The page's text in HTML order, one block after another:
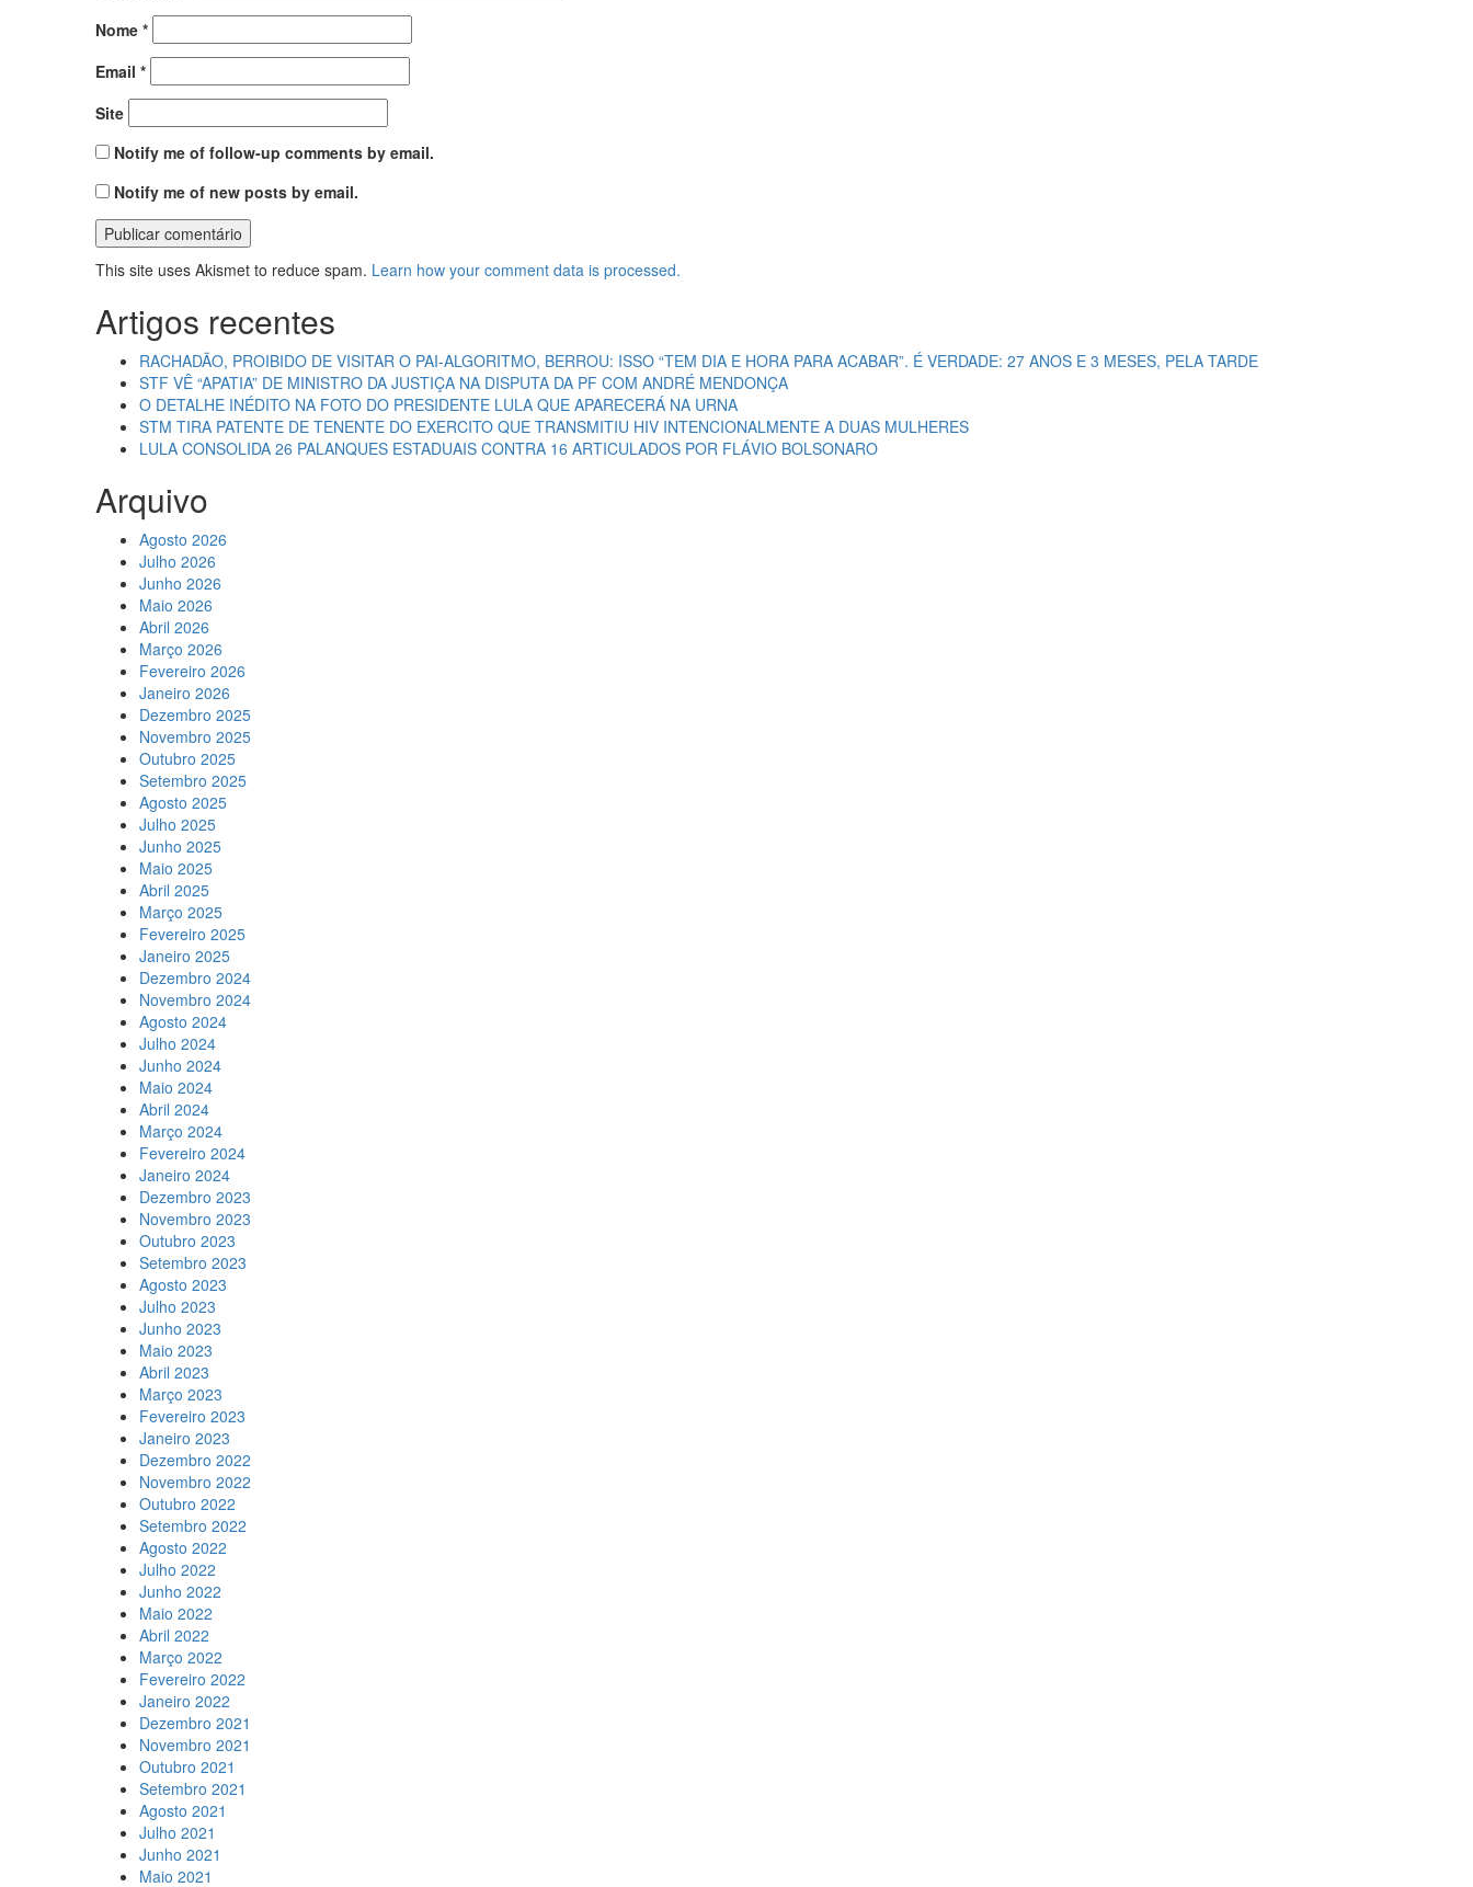
Nome *
Email *
Site
Notify me of follow-up comments by email.
Notify me of new posts by email.
This site uses Akismet to reduce spam. Learn how your comment data is processed.
Artigos recentes
RACHADÃO, PROIBIDO DE VISITAR O PAI-ALGORITMO, BERROU: ISSO “TEM DIA E HORA PARA ACABAR”. É VERDADE: 27 ANOS E 3 MESES, PELA TARDE
STF VÊ “APATIA” DE MINISTRO DA JUSTIÇA NA DISPUTA DA PF COM ANDRÉ MENDONÇA
O DETALHE INÉDITO NA FOTO DO PRESIDENTE LULA QUE APARECERÁ NA URNA
STM TIRA PATENTE DE TENENTE DO EXERCITO QUE TRANSMITIU HIV INTENCIONALMENTE A DUAS MULHERES
LULA CONSOLIDA 26 PALANQUES ESTADUAIS CONTRA 16 ARTICULADOS POR FLÁVIO BOLSONARO
Arquivo
Agosto 2026
Julho 2026
Junho 2026
Maio 2026
Abril 2026
Março 2026
Fevereiro 2026
Janeiro 2026
Dezembro 2025
Novembro 2025
Outubro 2025
Setembro 2025
Agosto 2025
Julho 2025
Junho 2025
Maio 2025
Abril 2025
Março 2025
Fevereiro 2025
Janeiro 2025
Dezembro 2024
Novembro 2024
Agosto 2024
Julho 2024
Junho 2024
Maio 2024
Abril 2024
Março 2024
Fevereiro 2024
Janeiro 2024
Dezembro 2023
Novembro 2023
Outubro 2023
Setembro 2023
Agosto 2023
Julho 2023
Junho 2023
Maio 2023
Abril 2023
Março 2023
Fevereiro 2023
Janeiro 2023
Dezembro 2022
Novembro 2022
Outubro 2022
Setembro 2022
Agosto 2022
Julho 2022
Junho 2022
Maio 2022
Abril 2022
Março 2022
Fevereiro 2022
Janeiro 2022
Dezembro 2021
Novembro 2021
Outubro 2021
Setembro 2021
Agosto 2021
Julho 2021
Junho 2021
Maio 2021